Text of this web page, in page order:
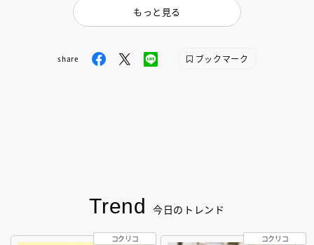
もっと見る
share ブックマーク
Trend 今日のトレンド
コクリコ コクリコ